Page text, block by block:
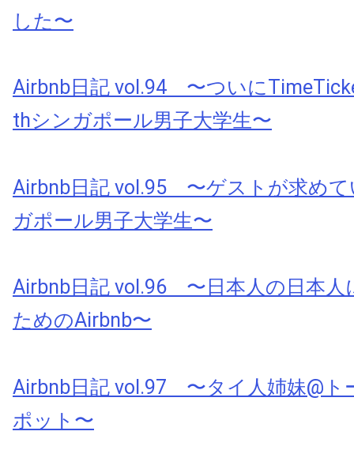
した〜
Airbnb日記 vol.94 〜ついに
thシンガポール男子大学生〜
Airbnb日記 vol.95 〜ゲストが求め
ガポール男子大学生〜
Airbnb日記 vol.96 〜日本人の日本人
ためのAirbnb〜
Airbnb日記 vol.97 〜タイ人姉妹@ト
ポット〜